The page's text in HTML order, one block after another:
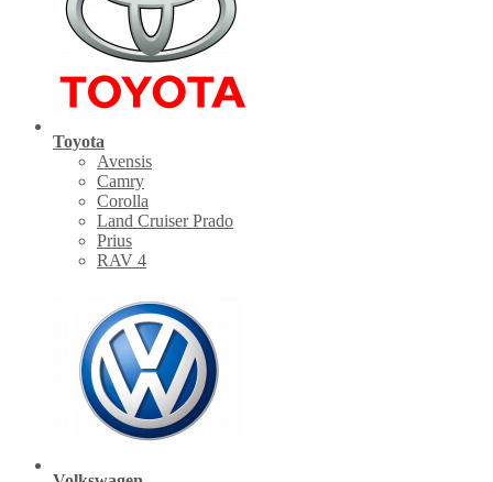
Toyota
Avensis
Camry
Corolla
Land Cruiser Prado
Prius
RAV 4